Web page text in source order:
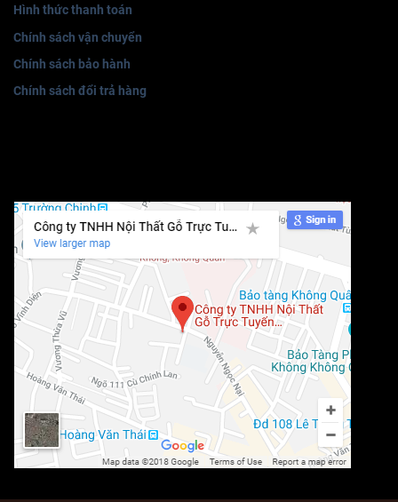
Hình thức thanh toán
Chính sách vận chuyển
Chính sách bảo hành
Chính sách đổi trả hàng